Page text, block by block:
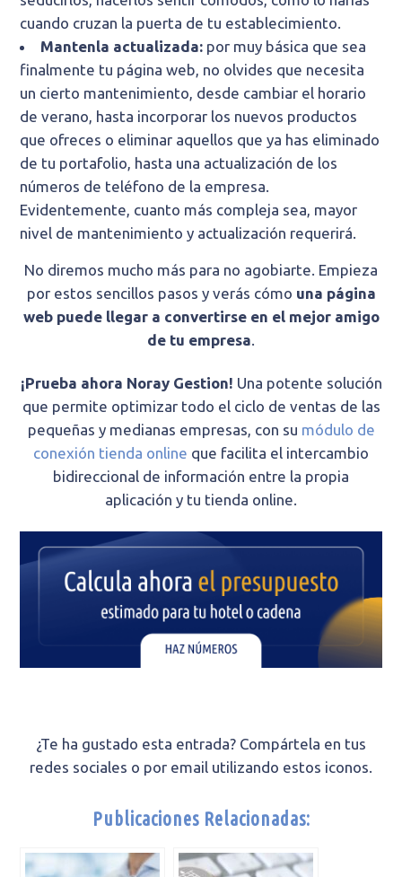
cuando cruzan la puerta de tu establecimiento.
Mantenla actualizada: por muy básica que sea
finalmente tu página web, no olvides que necesita
un cierto mantenimiento, desde cambiar el horario
de verano, hasta incorporar los nuevos productos
que ofreces o eliminar aquellos que ya has eliminado
de tu portafolio, hasta una actualización de los
números de teléfono de la empresa.
Evidentemente, cuanto más compleja sea, mayor
nivel de mantenimiento y actualización requerirá.
No diremos mucho más para no agobiarte. Empieza
por estos sencillos pasos y verás cómo una página
web puede llegar a convertirse en el mejor amigo
de tu empresa.
¡Prueba ahora Noray Gestion! Una potente solución
que permite optimizar todo el ciclo de ventas de las
pequeñas y medianas empresas, con su módulo de
conexión tienda online que facilita el intercambio
bidireccional de información entre la propia
aplicación y tu tienda online.
¿Te ha gustado esta entrada? Compártela en tus
redes sociales o por email utilizando estos iconos.
Publicaciones Relacionadas: